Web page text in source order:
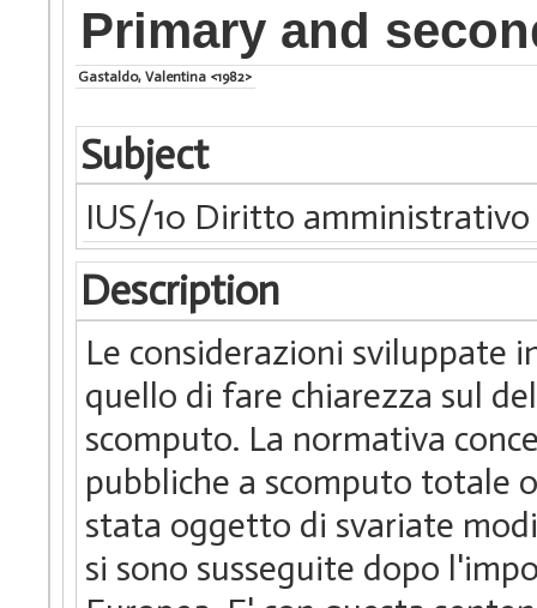
Primary and
Gastaldo, Valentina <1982>
Subject
IUS/10 Diritto amministrativo
Description
Le considerazioni sviluppate
quello di fare chiarezza sul
scomputo. La normativa
pubbliche a scomputo totale
stata oggetto di svariate
si sono susseguite dopo